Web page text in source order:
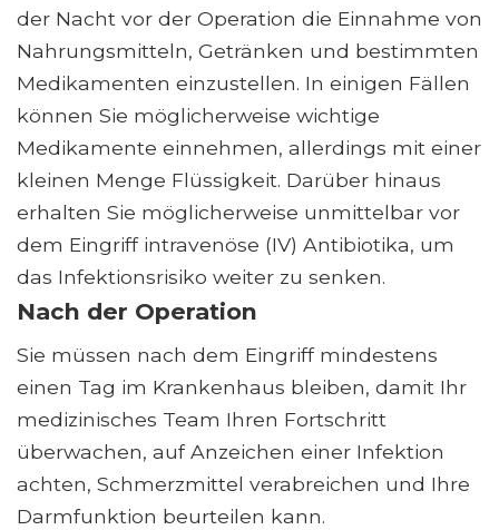
der Nacht vor der Operation die Einnahme von
Nahrungsmitteln, Getränken und bestimmten
Medikamenten einzustellen. In einigen Fällen
können Sie möglicherweise wichtige
Medikamente einnehmen, allerdings mit einer
kleinen Menge Flüssigkeit. Darüber hinaus
erhalten Sie möglicherweise unmittelbar vor
dem Eingriff intravenöse (IV) Antibiotika, um
das Infektionsrisiko weiter zu senken.
Nach der Operation
Sie müssen nach dem Eingriff mindestens
einen Tag im Krankenhaus bleiben, damit Ihr
medizinisches Team Ihren Fortschritt
überwachen, auf Anzeichen einer Infektion
achten, Schmerzmittel verabreichen und Ihre
Darmfunktion beurteilen kann.